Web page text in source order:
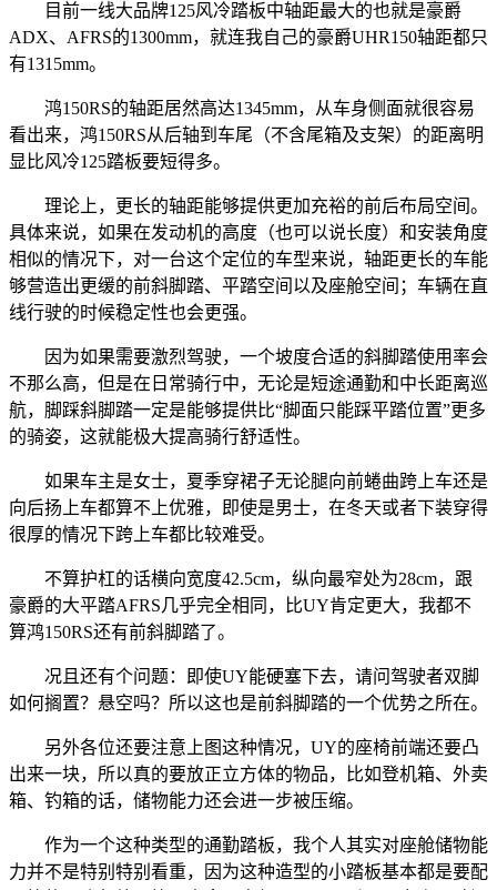
目前一线大品牌125风冷踏板中轴距最大的也就是豪爵
ADX、AFRS的1300mm，就连我自己的豪爵UHR150轴距都只
有1315mm。
鸿150RS的轴距居然高达1345mm，从车身侧面就很容易
看出来，鸿150RS从后轴到车尾（不含尾箱及支架）的距离明
显比风冷125踏板要短得多。
理论上，更长的轴距能够提供更加充裕的前后布局空间。
具体来说，如果在发动机的高度（也可以说长度）和安装角度
相似的情况下，对一台这个定位的车型来说，轴距更长的车能
够营造出更缓的前斜脚踏、平踏空间以及座舱空间；车辆在直
线行驶的时候稳定性也会更强。
因为如果需要激烈驾驶，一个坡度合适的斜脚踏使用率会
不那么高，但是在日常骑行中，无论是短途通勤和中长距离巡
航，脚踩斜脚踏一定是能够提供比“脚面只能踩平踏位置”更多
的骑姿，这就能极大提高骑行舒适性。
如果车主是女士，夏季穿裙子无论腿向前蜷曲跨上车还是
向后扬上车都算不上优雅，即使是男士，在冬天或者下装穿得
很厚的情况下跨上车都比较难受。
不算护杠的话横向宽度42.5cm，纵向最窄处为28cm，跟
豪爵的大平踏AFRS几乎完全相同，比UY肯定更大，我都不
算鸿150RS还有前斜脚踏了。
况且还有个问题：即使UY能硬塞下去，请问驾驶者双脚
如何搁置？悬空吗？所以这也是前斜脚踏的一个优势之所在。
另外各位还要注意上图这种情况，UY的座椅前端还要凸
出来一块，所以真的要放正立方体的物品，比如登机箱、外卖
箱、钓箱的话，储物能力还会进一步被压缩。
作为一个这种类型的通勤踏板，我个人其实对座舱储物能
力并不是特别特别看重，因为这种造型的小踏板基本都是要配